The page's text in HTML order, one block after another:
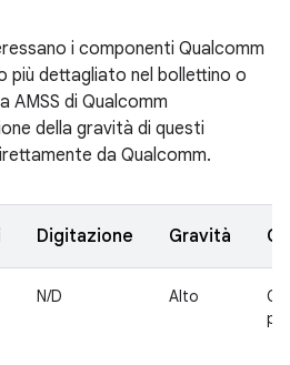
i componenti Qualcomm
più dettagliato nel bollettino o
AMSS di Qualcomm
della gravità di questi
da Qualcomm.
Digitazione Gravità
N/D Alto